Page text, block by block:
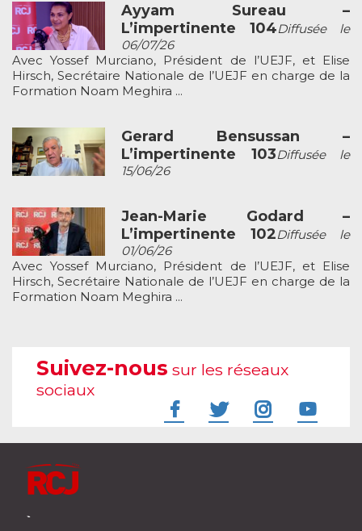
Ayyam Sureau –
L’impertinente 104Diffusée le
06/07/26
Avec Yossef Murciano, Président de l’UEJF, et Elise
Hirsch, Secrétaire Nationale de l’UEJF en charge de la
Formation Noam Meghira ...
Gerard Bensussan –
L’impertinente 103Diffusée le
15/06/26
Jean-Marie Godard –
L’impertinente 102Diffusée le
01/06/26
Avec Yossef Murciano, Président de l’UEJF, et Elise
Hirsch, Secrétaire Nationale de l’UEJF en charge de la
Formation Noam Meghira ...
Suivez-nous sur les réseaux
sociaux